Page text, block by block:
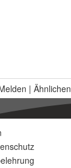
| Ähnlichen